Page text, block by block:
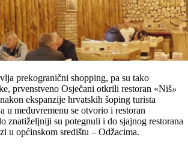
prekogranični shopping, pa su tako
prvenstveno Osječani otkrili restoran «Niš»
ekspanzije hrvatskih šoping turista
u međuvremenu se otvorio i restoran
znatiželjniji su potegnuli i do sjajnog restorana
u općinskom središtu – Odžacima.